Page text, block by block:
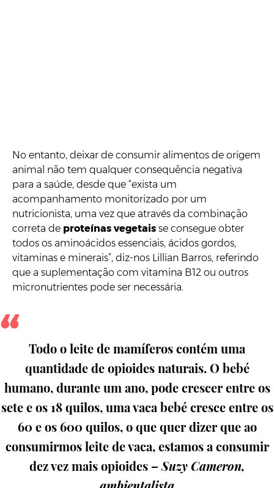
No entanto, deixar de consumir alimentos de origem
animal não tem qualquer consequência negativa
para a saúde, desde que “exista um
acompanhamento monitorizado por um
nutricionista, uma vez que através da combinação
correta de proteínas vegetais se consegue obter
todos os aminoácidos essenciais, ácidos gordos,
vitaminas e minerais”, diz-nos Lillian Barros, referindo
que a suplementação com vitamina B12 ou outros
micronutrientes pode ser necessária.
Todo o leite de mamíferos contém uma
quantidade de opioides naturais. O bebé
humano, durante um ano, pode crescer entre os
sete e os 18 quilos, uma vaca bebé cresce entre os
60 e os 600 quilos, o que quer dizer que ao
consumirmos leite de vaca, estamos a consumir
dez vez mais opioides – Suzy Cameron,